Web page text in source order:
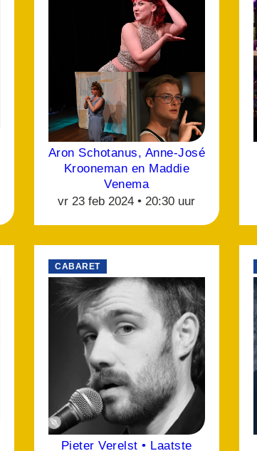
Aron Schotanus, Anne-José
Krooneman en Maddie
Venema
vr 23 feb 2024 •20:30 uur
CABARET
Pieter Verelst • Laatste